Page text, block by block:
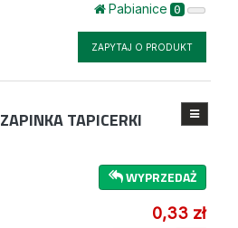
Pabianice 0
ZAPYTAJ O PRODUKT
ZAPINKA TAPICERKI
WYPRZEDAŻ
0,33 zł